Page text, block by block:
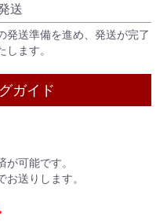
送
発送準備を進め、発送が完了
ます。
ガイド
可能です。
送りします。